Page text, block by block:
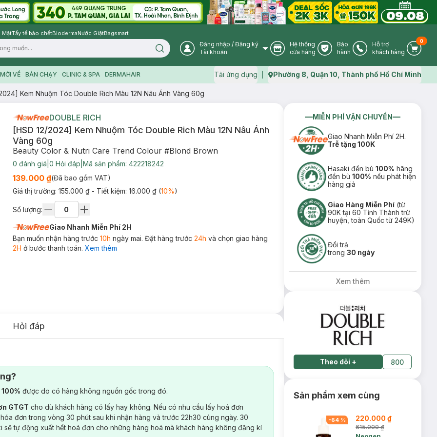
MặtTẩy tế bào chếtBiodermaNước GiặtBagsmart
Search icon User Icon
Đăng nhập / Đăng ký
Tài khoản
Store Icon
Hệ thống
cửa hàng
Warranty Icon
Bảo
hành
Phone Icon
Hỗ trợ
khách hàng
Cart
0
VỀ BÁN CHẠY CLINIC & SPA DERMAHAIR Tải ứng dụng Map icon
Phường 8, Quận 10, Thành phố Hồ Chí Minh
Kem Nhuộm Tóc Double Rich Màu 12N Nâu Ánh Vàng 60g
DOUBLE RICH
[HSD 12/2024] Kem Nhuộm Tóc Double Rich Màu 12N Nâu Ánh
Vàng 60g
Beauty Color & Nutri Care Trend Colour #Blond Brown
0 đánh giá 0 Hỏi đáp Mã sản phẩm: 422218242
139.000 ₫(Đã bao gồm VAT)
Giá thị trường: 155.000 ₫ - Tiết kiệm: 16.000 ₫(10%)
Số lượng:
Giao Nhanh Miễn Phí 2H
Bạn muốn nhận hàng trước 10h ngày mai. Đặt hàng trước 24h và chọn giao hàng
2H ở bước thanh toán. Xem thêm
Hỏi đáp
được do có hàng không nguồn gốc trong đó.
GTGT cho dù khách hàng có lấy hay không. Nếu có nhu cầu lấy hoá đơn
đơn trong vòng 30 phút sau khi nhận hàng và trước 22h30 cùng ngày. 30
sẽ tự động xuất hết hoá đơn cho những hàng hoá mà khách hàng không đăng kí
MIỄN PHÍ VẬN CHUYỂN
Giao Nhanh Miễn Phí 2H.
Trễ tặng 100K
Hasaki đền bù100% hãng
đền bù100% nếu phát hiện
hàng giả
Giao Hàng Miễn Phí (từ
90K tại 60 Tỉnh Thành trừ
huyện, toàn Quốc từ 249K)
Đổi trả
trong30 ngày
Xem thêm
Theo dõi + 800
Sản phẩm xem cùng
-64 % 220.000 ₫
615.000 ₫